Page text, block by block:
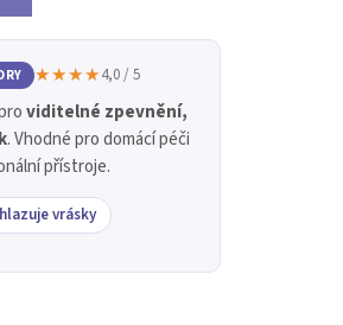
★★★★4,0 / 5
viditelné zpevnění,
. Vhodné pro domácí péči
přístroje.
vrásky